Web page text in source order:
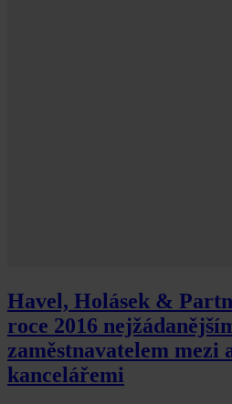
Havel, Holásek &
roce 2016
zaměstnavatelem mezi
kancelářemi